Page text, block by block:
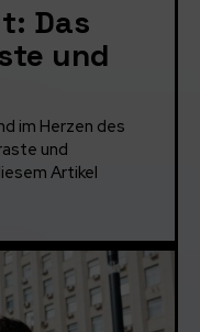
Das
und
im Herzen des
und
Artikel